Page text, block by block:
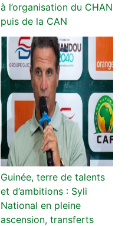
à l’organisation du CHAN
puis de la CAN
Guinée, terre de talents
et d’ambitions : Syli
National en pleine
ascension, transferts